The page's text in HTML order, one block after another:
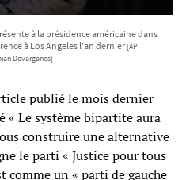
à la présidence américaine dans
à Los Angeles l’an dernier [AP
Dovarganes]
publié le mois dernier
Le système bipartite aura
construire une alternative
le parti « Justice pour tous
comme un « parti de gauche